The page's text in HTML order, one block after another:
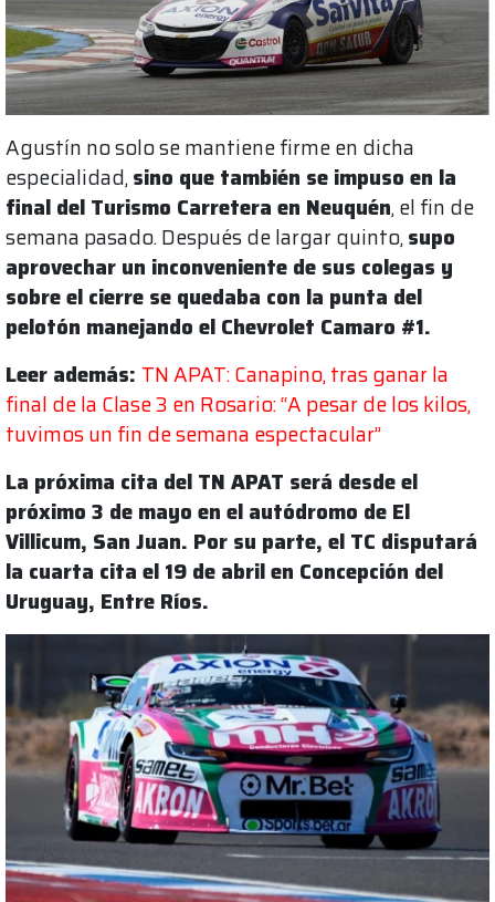
Agustín no solo se mantiene firme en dicha
especialidad,sino que también se impuso en la
final del Turismo Carretera en Neuquén, el fin de
semana pasado. Después de largar quinto,supo
aprovechar un inconveniente de sus colegas y
sobre el cierre se quedaba con la punta del
pelotón manejando el Chevrolet Camaro #1.
Leer además: TN APAT: Canapino, tras ganar la
final de la Clase 3 en Rosario: “A pesar de los kilos,
tuvimos un fin de semana espectacular”
La próxima cita del TN APAT será desde el
próximo 3 de mayo en el autódromo de El
Villicum, San Juan. Por su parte, el TC disputará
la cuarta cita el 19 de abril en Concepción del
Uruguay, Entre Ríos.